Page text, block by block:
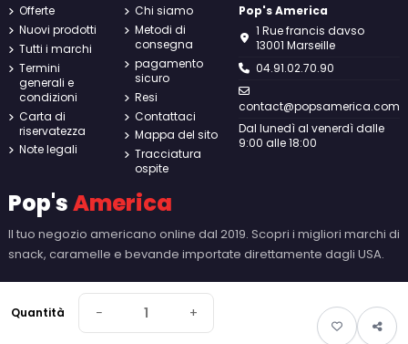
Quantità − +
Offerte
Nuovi prodotti
Tutti i marchi
Termini
generali e
condizioni
Carta di
riservatezza
Note legali
Chi siamo
Metodi di
consegna
pagamento
sicuro
Resi
Contattaci
Mappa del sito
Tracciatura
ospite
Pop's America
1 Rue francis davso
13001 Marseille
04.91.02.70.90
contact@popsamerica.com
Dal lunedì al venerdì dalle
9:00 alle 18:00
Pop'sAmerica
Il tuo negozio americano online dal 2019. Scopri i migliori marchi di
snack, caramelle e bevande importate direttamente dagli USA.